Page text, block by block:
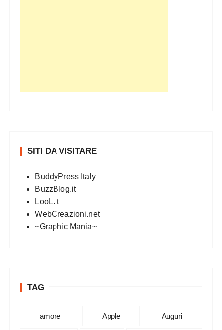
SITI DA VISITARE
BuddyPress Italy
BuzzBlog.it
LooL.it
WebCreazioni.net
~Graphic Mania~
TAG
amore Apple Auguri